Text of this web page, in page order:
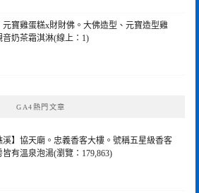
元寶雞蛋糕x財財佛。大佛造型、元寶造型雞
音奶茶霜淇淋(線上：1)
GA4熱門文章
溪】協天廟。忠義香客大樓。號稱五星級香客
有溫泉泡湯(瀏覽：179,863)